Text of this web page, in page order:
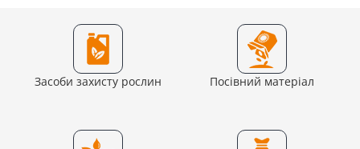
Засоби захисту рослин Посівний матеріал